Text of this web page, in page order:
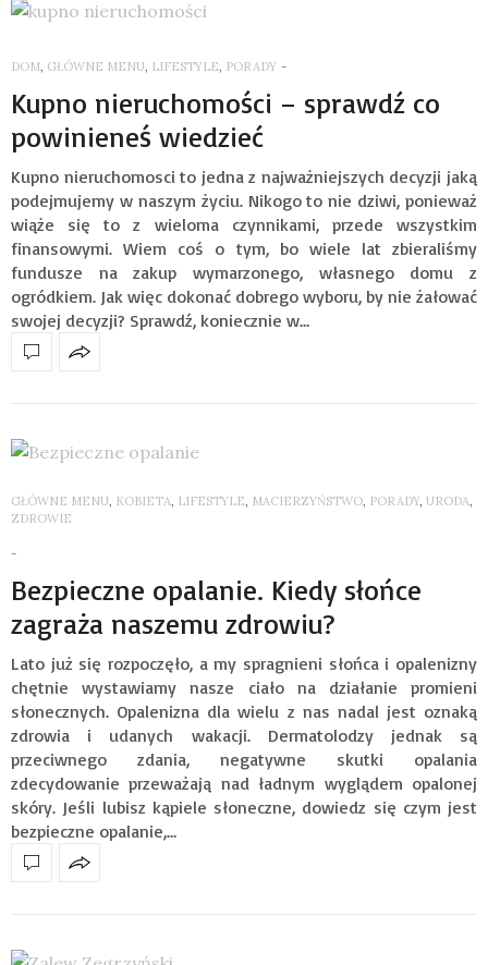
DOM, GŁÓWNE MENU, LIFESTYLE, PORADY -
Kupno nieruchomości – sprawdź co
powinieneś wiedzieć
Kupno nieruchomosci to jedna z najważniejszych decyzji jaką
podejmujemy w naszym życiu. Nikogo to nie dziwi, ponieważ
wiąże się to z wieloma czynnikami, przede wszystkim
finansowymi. Wiem coś o tym, bo wiele lat zbieraliśmy
fundusze na zakup wymarzonego, własnego domu z
ogródkiem. Jak więc dokonać dobrego wyboru, by nie żałować
swojej decyzji? Sprawdź, koniecznie w…
GŁÓWNE MENU, KOBIETA, LIFESTYLE, MACIERZYŃSTWO, PORADY, URODA,
ZDROWIE
-
Bezpieczne opalanie. Kiedy słońce
zagraża naszemu zdrowiu?
Lato już się rozpoczęło, a my spragnieni słońca i opalenizny
chętnie wystawiamy nasze ciało na działanie promieni
słonecznych. Opalenizna dla wielu z nas nadal jest oznaką
zdrowia i udanych wakacji. Dermatolodzy jednak są
przeciwnego zdania, negatywne skutki opalania
zdecydowanie przeważają nad ładnym wyglądem opalonej
skóry. Jeśli lubisz kąpiele słoneczne, dowiedz się czym jest
bezpieczne opalanie,…